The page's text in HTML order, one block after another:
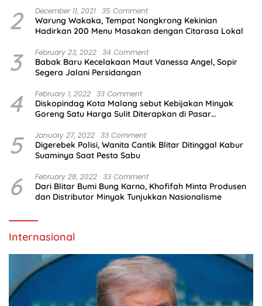
2 December 11, 2021 35 Comment
Warung Wakaka, Tempat Nongkrong Kekinian
Hadirkan 200 Menu Masakan dengan Citarasa Lokal
3 February 23, 2022 34 Comment
Babak Baru Kecelakaan Maut Vanessa Angel, Sopir
Segera Jalani Persidangan
4 February 1, 2022 33 Comment
Diskopindag Kota Malang sebut Kebijakan Minyak
Goreng Satu Harga Sulit Diterapkan di Pasar
5 January 27, 2022 33 Comment
Digerebek Polisi, Wanita Cantik Blitar Ditinggal Kabur
Suaminya Saat Pesta Sabu
6 February 28, 2022 33 Comment
Dari Blitar Bumi Bung Karno, Khofifah Minta Produsen
dan Distributor Minyak Tunjukkan Nasionalisme
Internasional